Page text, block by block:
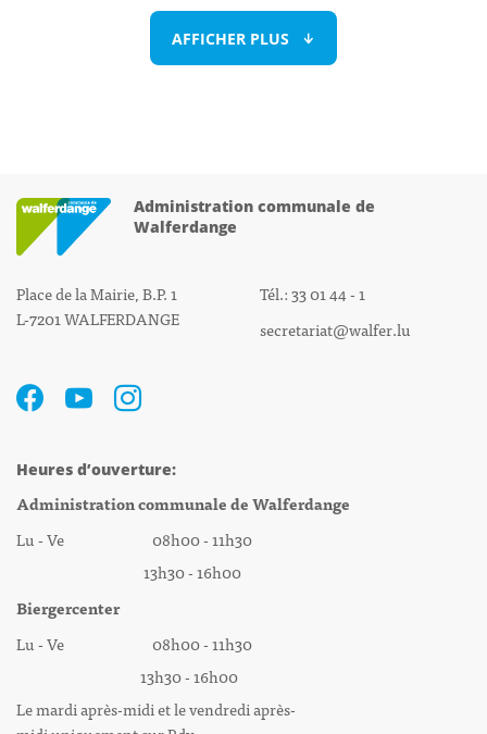
AFFICHER PLUS
Administration communale de
Walferdange
Place de la Mairie, B.P. 1
L-7201 WALFERDANGE
Tél.: 33 01 44 - 1
secretariat@walfer.lu
Heures d’ouverture:
Administration communale de Walferdange
Lu - Ve 08h00 - 11h30
13h30 - 16h00
Biergercenter
Lu - Ve 08h00 - 11h30
13h30 - 16h00
Le mardi après-midi et le vendredi après-